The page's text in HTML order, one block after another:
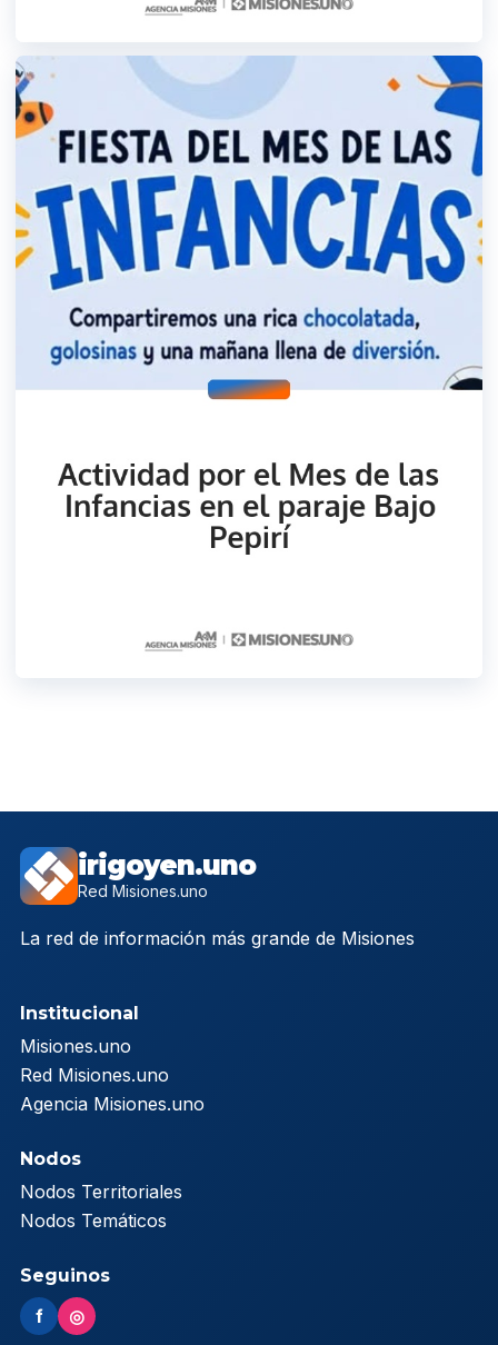
irigoyen.uno
Red Misiones.uno
La red de información más grande de Misiones
Institucional
Misiones.uno
Red Misiones.uno
Agencia Misiones.uno
Nodos
Nodos Territoriales
Nodos Temáticos
Seguinos
f ◎